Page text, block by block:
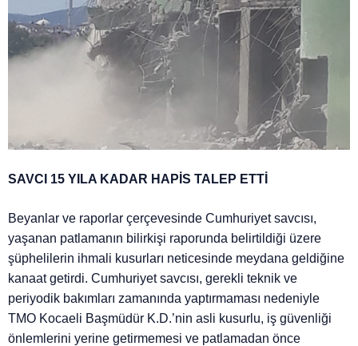
SAVCI 15 YILA KADAR HAPİS TALEP ETTİ
Beyanlar ve raporlar çerçevesinde Cumhuriyet savcısı,
yaşanan patlamanın bilirkişi raporunda belirtildiği üzere
şüphelilerin ihmali kusurları neticesinde meydana geldiğine
kanaat getirdi. Cumhuriyet savcısı, gerekli teknik ve
periyodik bakımları zamanında yaptırmaması nedeniyle
TMO Kocaeli Başmüdür K.D.’nin asli kusurlu, iş güvenliği
önlemlerini yerine getirmemesi ve patlamadan önce